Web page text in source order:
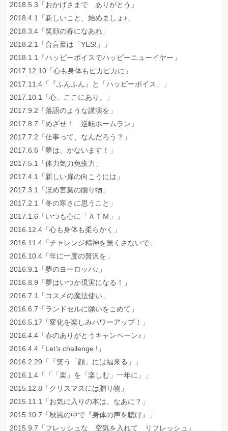
2018.5.3「おかげさまで ありがとう」
2018.4.1「新しいこと、始めましょ♪」
2018.3.4「笑顔の春になあれ」
2018.2.1「合言葉は「YES!」」
2018.1.1「ハッピーボイスでハッピーニューイヤー」
2017.12.10「心も身体もピカピカに」
2017.11.4「『ふんふん』と「ハッピーボイス」」
2017.10.1「心、ここにあり。」
2017.9.2「落語のような講演を」
2017.8.7「めざせ！ 逆転ホームラン」
2017.7.2「仕事って、なんだろう？」
2017.6.6「夢は、かないます！」
2017.5.1「体力気力免疫力」
2017.4.1「新しい扉の向こうには」
2017.3.1「ほめ言葉の贈り物」
2017.2.1「冬の寒さに思うこと」
2017.1.6「いつも心に「ＡＴＭ」」
2016.12.4「心も身体も柔らかく」
2016.11.4「チャレンジ精神を無くさないで」
2016.10.4「年に一度の贅沢を」
2016.9.1「夢のヨーロッパ♪」
2016.8.9「夢はいつか現実になる！」
2016.7.1「コスメの魔法使い」
2016.6.7「ランドセルに願いをこめて」
2016.5.17「変化を楽しみパワーアップ！」
2016.4.4「春のありがとうキャンペーン♪」
2016.4.4「Let’s challenge !」
2016.2.29「「笑う「顔」には福来る」」
2016.1.4「「「楽」を「楽しむ」一年に」」
2015.12.8「クリスマスには贈り物」
2015.11.1「お気に入りの本は、なあに？」
2015.10.7「秋風の中で『身体の声を聴け』」
2015.9.7「フレッシュな 空気を入れて リフレッシュ」